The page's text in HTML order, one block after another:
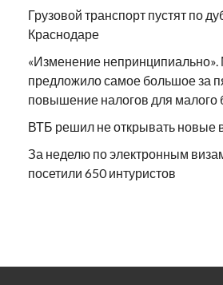
Грузовой транспорт пустят по
Краснодаре
«Изменение
предложило самое большое за
повышение налогов для малого
ВТБ решил не открывать новые
За неделю по электронным
посетили 650 интуристов